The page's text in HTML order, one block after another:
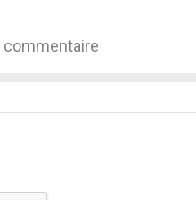
commentaire